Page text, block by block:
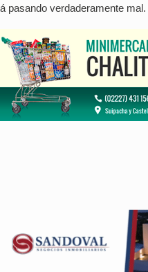
pasando verdaderamente mal.